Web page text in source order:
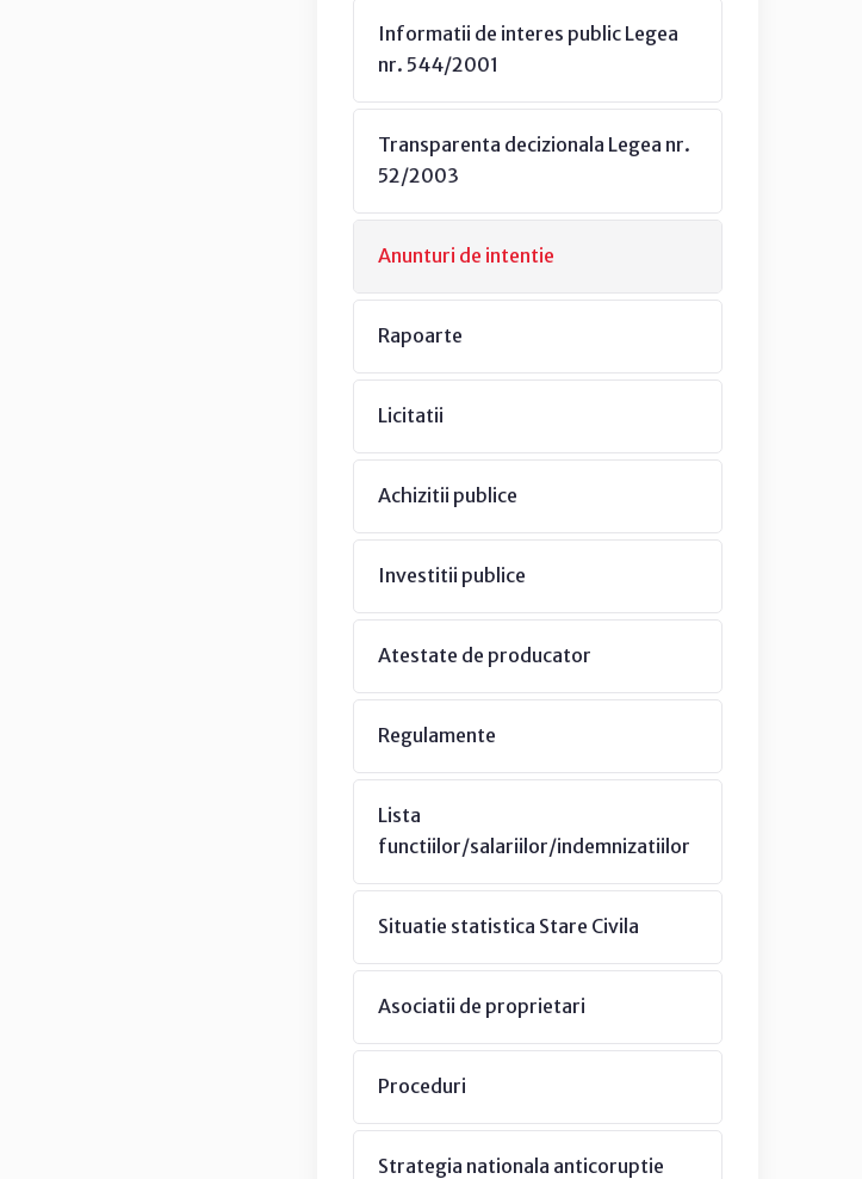
Informatii de interes public Legea
nr. 544/2001
Transparenta decizionala Legea nr.
52/2003
Anunturi de intentie
Rapoarte
Licitatii
Achizitii publice
Investitii publice
Atestate de producator
Regulamente
Lista
functiilor/salariilor/indemnizatiilor
Situatie statistica Stare Civila
Asociatii de proprietari
Proceduri
Strategia nationala anticoruptie